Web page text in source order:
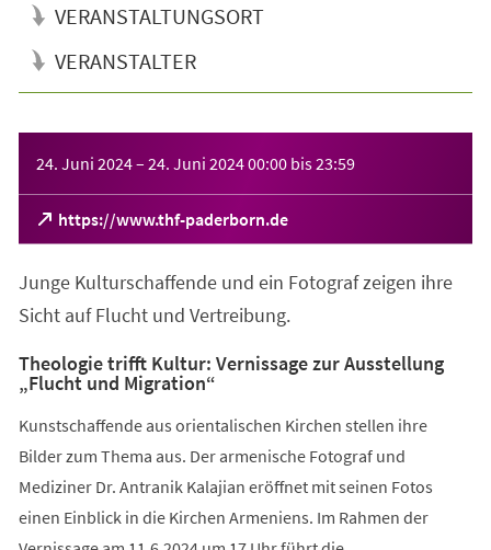
VERANSTALTUNGSORT
VERANSTALTER
24. Juni 2024– 24. Juni 202400:00 bis23:59
https://www.thf-paderborn.de
(Öffnet
in
neuen
Tab)
Junge Kulturschaffende und ein Fotograf zeigen ihre
Sicht auf Flucht und Vertreibung.
Theologie trifft Kultur: Vernissage zur Ausstellung
„Flucht und Migration“
Kunstschaffende aus orientalischen Kirchen stellen ihre
Bilder zum Thema aus. Der armenische Fotograf und
Mediziner Dr. Antranik Kalajian eröffnet mit seinen Fotos
einen Einblick in die Kirchen Armeniens. Im Rahmen der